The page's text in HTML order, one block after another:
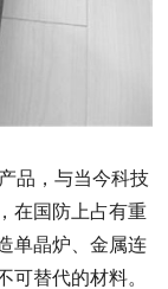
品，与当今科技
在国防上占有重
单晶炉、金属连
可替代的材料。